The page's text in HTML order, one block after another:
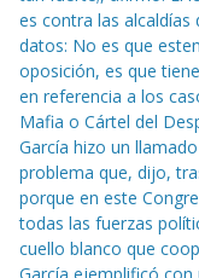
es contra las
datos: No es que
oposición, es que
en referencia a los
Mafia o Cártel del
García hizo un
problema que, dijo,
porque en este
todas las fuerzas
cuello blanco que
García ejemplificó